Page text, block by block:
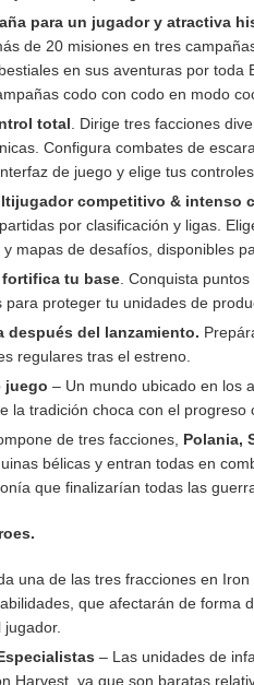
para un jugador y atractiva
de 20 misiones en tres
en sus aventuras por toda
codo con codo en modo
total . Dirige tres facciones
Configura combates de
de juego y elige tus
competitivo & intenso
por clasificación y ligas.
mapas de desafíos, disponibles
tu base. Conquista
para proteger tu unidades de
después del lanzamiento.
regulares tras el estreno.
juego – Un mundo ubicado en los
la tradición choca con el progreso
de tres facciones, Polania,
bélicas y entran todas en
que finalizarían todas las
una de las tres fracciones en
que afectarán de forma
– Las unidades de
Harvest, ya que son baratas